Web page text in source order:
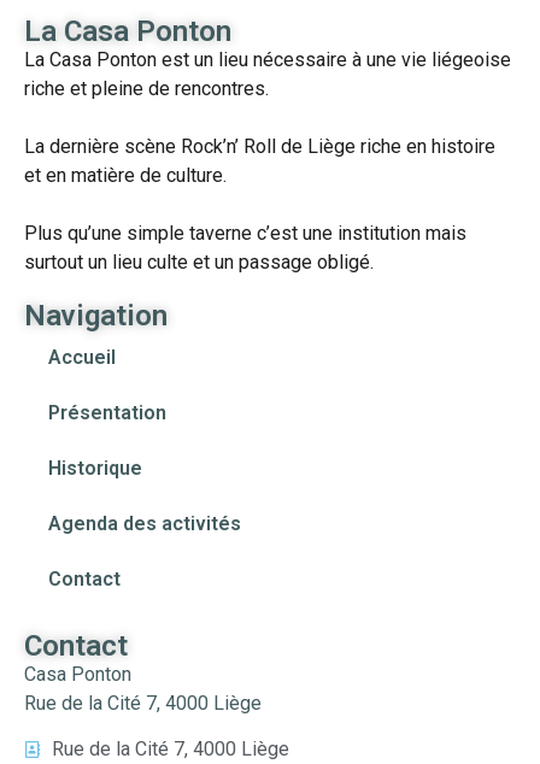
La Casa Ponton
La Casa Ponton est un lieu nécessaire à une vie liégeoise
riche et pleine de rencontres.
La dernière scène Rock’n’ Roll de Liège riche en histoire
et en matière de culture.
Plus qu’une simple taverne c’est une institution mais
surtout un lieu culte et un passage obligé.
Navigation
Accueil
Présentation
Historique
Agenda des activités
Contact
Contact
Casa Ponton
Rue de la Cité 7, 4000 Liège
Rue de la Cité 7, 4000 Liège